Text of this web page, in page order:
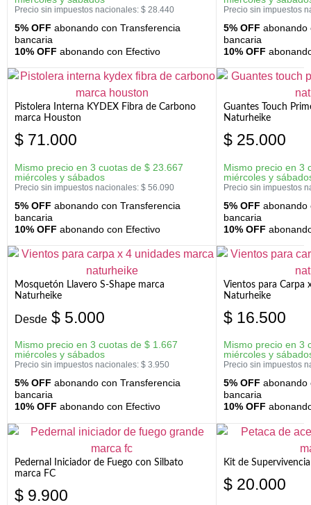
Precio sin impuestos nacionales: $ 28.440
5% OFF abonando con Transferencia
bancaria
10% OFF abonando con Efectivo
Precio sin impuestos
5% OFF abonando
bancaria
10% OFF
Pistolera Interna KYDEX Fibra de Carbono
marca Houston
$ 71.000
Mismo precio en 3 cuotas de $ 23.667
miércoles y sábados
Precio sin impuestos nacionales: $ 56.090
5% OFF abonando con Transferencia
bancaria
10% OFF abonando con Efectivo
Guantes Touch
Naturheike
$ 25.000
Mismo precio en 3
miércoles y
Precio sin impuestos
5% OFF abonando
bancaria
10% OFF
Mosquetón Llavero S-Shape marca
Naturheike
Desde $ 5.000
Mismo precio en 3 cuotas de $ 1.667
miércoles y sábados
Precio sin impuestos nacionales: $ 3.950
5% OFF abonando con Transferencia
bancaria
10% OFF abonando con Efectivo
Vientos para Carpa
Naturheike
$ 16.500
Mismo precio en 3
miércoles y
Precio sin impuestos
5% OFF abonando
bancaria
10% OFF
Pedernal Iniciador de Fuego con Silbato
marca FC
$ 9.900
Kit de
$ 20.000